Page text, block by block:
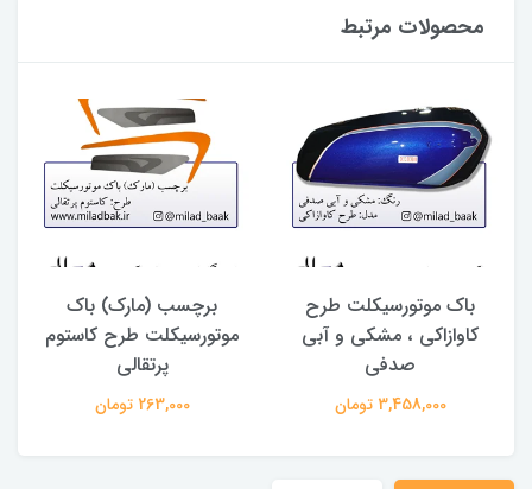
محصولات مرتبط
باک موتورسیکلت طرح
کاوازاکی ، مشکی و آبی
صدفی
3,458,000 تومان
برچسب (مارک) باک
موتورسیکلت طرح کاستوم
پرتقالی
263,000 تومان